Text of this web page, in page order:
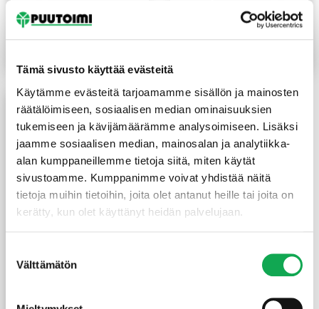
Tämä sivusto käyttää evästeitä
Käytämme evästeitä tarjoamamme sisällön ja mainosten
räätälöimiseen, sosiaalisen median ominaisuuksien
tukemiseen ja kävijämäärämme analysoimiseen. Lisäksi
jaamme sosiaalisen median, mainosalan ja analytiikka-
alan kumppaneillemme tietoja siitä, miten käytät
sivustoamme. Kumppanimme voivat yhdistää näitä
tietoja muihin tietoihin, joita olet antanut heille tai joita on
kerätty, kun olet käyttänyt heidän palvelujaan.
valinta
Välttämätön
TUOTEKUVIA
TARJOUS!
15X90X2700 mm
69,00€46,00€